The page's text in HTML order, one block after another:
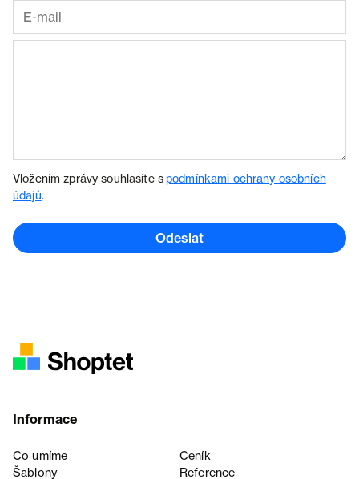
Vložením zprávy souhlasíte spodmínkami ochrany osobních
údajů.
Odeslat
Informace
Co umíme
Ceník
Šablony
Reference